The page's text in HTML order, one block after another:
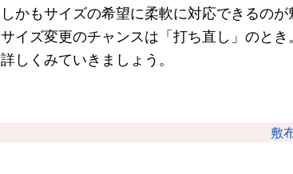
しかもサイズの希望に柔軟に対応できるのが
サイズ変更のチャンスは「打ち直し」のとき。
詳しくみていきましょう。
敷